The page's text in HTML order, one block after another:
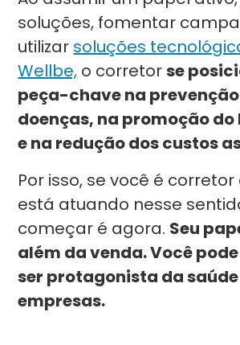
soluções, fomentar
utilizar soluções
Wellbe, o corretorse
peça-chave na
doenças, na promoção
e na redução dos custos
Por isso, se você é
está atuando nesse
começar é agora. Seu
além da venda. Você
ser protagonista da
empresas.